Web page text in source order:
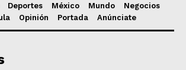
Deportes México Mundo
Negocios
Opinión Portada Anúnciate